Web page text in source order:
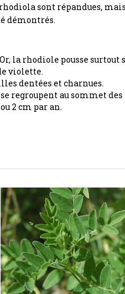
sont répandues,
démontrés.
la rhodiole pousse
violette.
dentées et charnues.
regroupent au sommet des
2 cm par an.